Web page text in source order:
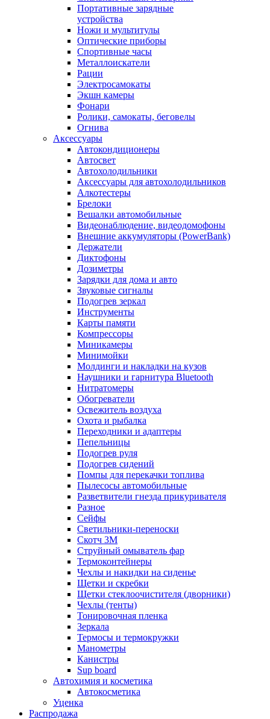
Портативные зарядные
устройства
Ножи и мультитулы
Оптические приборы
Спортивные часы
Металлоискатели
Рации
Электросамокаты
Экшн камеры
Фонари
Ролики, самокаты, беговелы
Огнива
Аксессуары
Автокондиционеры
Aвтосвет
Автохолодильники
Аксессуары для автохолодильников
Алкотестеры
Брелоки
Вешалки автомобильные
Видеонаблюдение, видеодомофоны
Внешние аккумуляторы (PowerBank)
Держатели
Диктофоны
Дозиметры
Зарядки для дома и авто
Звуковые сигналы
Подогрев зеркал
Инструменты
Карты памяти
Компрессоры
Миникамеры
Минимойки
Молдинги и накладки на кузов
Наушники и гарнитура Bluetooth
Нитратомеры
Обогреватели
Освежитель воздуха
Охота и рыбалка
Переходники и адаптеры
Пепельницы
Подогрев руля
Подогрев сидений
Помпы для перекачки топлива
Пылесосы автомобильные
Разветвители гнезда прикуривателя
Разное
Сейфы
Светильники-переноски
Скотч 3М
Струйный омыватель фар
Термоконтейнеры
Чехлы и накидки на сиденье
Щетки и скребки
Щетки стеклоочистителя (дворники)
Чехлы (тенты)
Тонировочная пленка
Зеркалa
Термосы и термокружки
Манометры
Канистры
Sup board
Автохимия и косметика
Автокосметика
Уценка
Распродажа